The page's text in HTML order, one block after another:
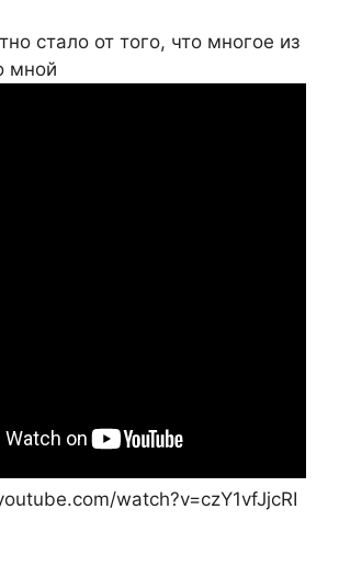
стало от того, что многое из
мной
watch?v=czY1vfJjcRI